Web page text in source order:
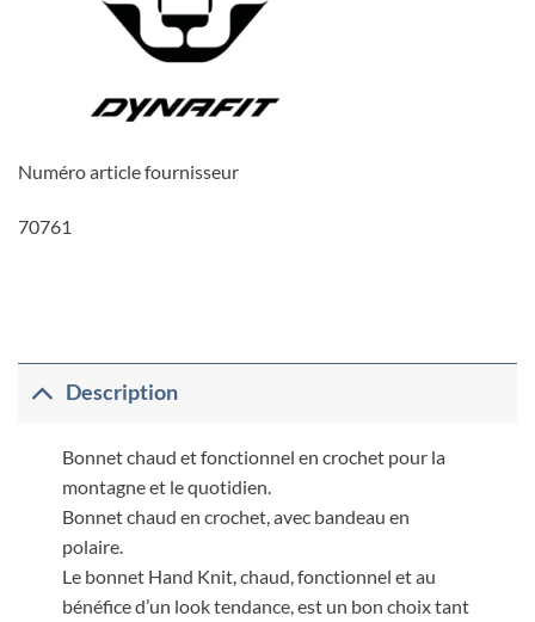
Numéro article fournisseur
70761
Description
Bonnet chaud et fonctionnel en crochet pour la
montagne et le quotidien.
Bonnet chaud en crochet, avec bandeau en
polaire.
Le bonnet Hand Knit, chaud, fonctionnel et au
bénéfice d’un look tendance, est un bon choix tant